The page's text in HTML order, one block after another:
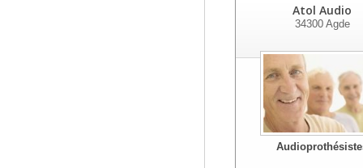
Atol Audio
34300Agde